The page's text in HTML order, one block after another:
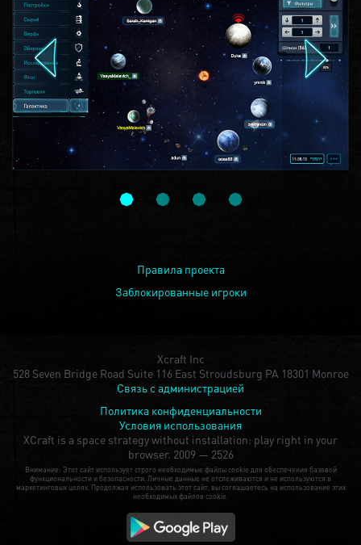
Правила проекта
Заблокированные игроки
Xcraft Inc
528 Seven Bridge Road Suite 116 East Stroudsburg PA 18301 Monroe
Связь с администрацией
Политика конфиденциальности
Условия использования
XCraft is a space strategy without installation: play right in your
browser. 2009 — 2526
Внимание: Этот сайт использует строго необходимые файлы cookie для обеспечения базовой
функциональности и безопасности. Личные данные не отслеживаются и не используются в
маркетинговых целях. Продолжая использовать этот сайт, вы соглашаетесь на использование этих
необходимых файлов cookie.